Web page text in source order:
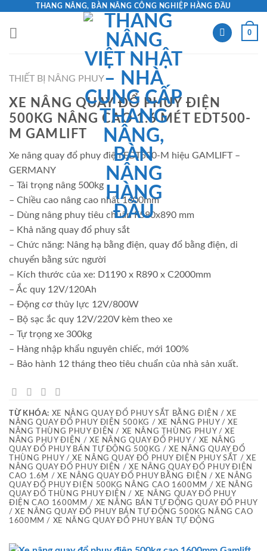
content
THANG NÂNG, BÀN NÂNG CÔNG NGHIỆP HÀNG ĐẦU
0
THIẾT BỊ NÂNG PHUY
XE NÂNG QUAY ĐỔ PHUY ĐIỆN
500KG NÂNG CAO 1.6 MÉT EDT500-
M GAMLIFT
Xe nâng quay đổ phuy điện EDT500-M hiệu GAMLIFT –
GERMANY
– Tải trọng nâng 500kg
– Chiều cao nâng cao nhất 1600mm
– Dùng nâng phuy tiêu chuẩn F580x890 mm
– Khả năng quay đổ phuy sắt
– Chức năng: Nâng hạ bằng điện, quay đổ bằng điện, di
chuyển bằng sức người
– Kích thước của xe: D1190 x R890 x C2000mm
– Ắc quy 12V/120Ah
– Động cơ thủy lực 12V/800W
– Bộ sạc ắc quy 12V/220V kèm theo xe
– Tự trọng xe 300kg
– Hàng nhập khẩu nguyên chiếc, mới 100%
– Bảo hành 12 tháng theo tiêu chuẩn của nhà sản xuất.
TỪ KHÓA: XE NÂNG QUAY ĐỔ PHUY SẮT BẰNG ĐIỆN / XE
NÂNG QUAY ĐỔ PHUY ĐIỆN 500KG / XE NÂNG PHUY / XE
NÂNG THÙNG PHUY ĐIỆN / XE NÂNG THÙNG PHUY / XE
NÂNG PHUY ĐIỆN / XE NÂNG QUAY ĐỔ PHUY / XE NÂNG
QUAY ĐỔ PHUY BÁN TỰ ĐỘNG 500KG / XE NÂNG QUAY ĐỔ
THÙNG PHUY / XE NÂNG QUAY ĐỔ PHUY ĐIỆN PHUY SẮT / XE
NÂNG QUAY ĐỔ PHUY ĐIỆN / XE NÂNG QUAY ĐỔ PHUY ĐIỆN
CAO 1.6M / XE NÂNG QUAY ĐỔ PHUY BẰNG ĐIỆN / XE NÂNG
QUAY ĐỔ PHUY ĐIỆN 500KG NÂNG CAO 1600MM / XE NÂNG
QUAY ĐỔ THÙNG PHUY ĐIỆN / XE NÂNG QUAY ĐỔ PHUY
ĐIỆN CAO 1600MM / XE NÂNG BÁN TỰ ĐỘNG QUAY ĐỔ PHUY
/ XE NÂNG QUAY ĐỔ PHUY BÁN TỰ ĐỘNG 500KG NÂNG CAO
1600MM / XE NÂNG QUAY ĐỔ PHUY BÁN TỰ ĐỘNG